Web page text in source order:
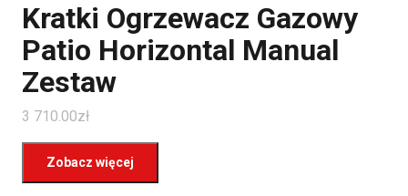
Kratki Ogrzewacz Gazowy
Patio Horizontal Manual
Zestaw
3 710.00zł
Zobacz więcej